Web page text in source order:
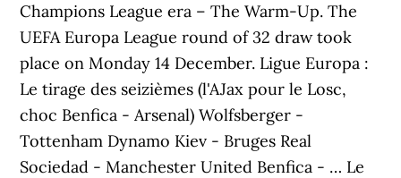
Champions League era – The Warm-Up. The
UEFA Europa League round of 32 draw took
place on Monday 14 December. Ligue Europa :
Le tirage des seizièmes (l'AJax pour le Losc,
choc Benfica - Arsenal) Wolfsberger -
Tottenham Dynamo Kiev - Bruges Real
Sociedad - Manchester United Benfica - … Le